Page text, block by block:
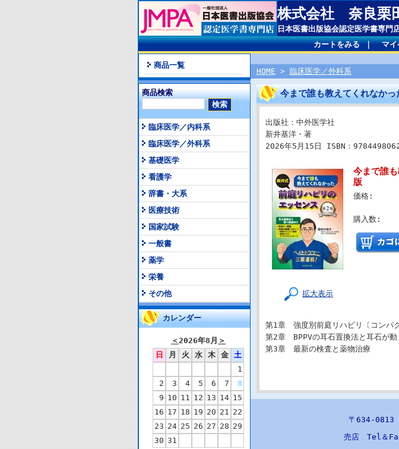
株式会社 奈良栗
日本医書出版協会認定医学書専門
カートをみる｜ マイ
商品一覧
商品検索
臨床医学／内科系
臨床医学／外科系
基礎医学
看護学
辞書・大系
医療技術
国家試験
一般書
薬学
栄養
その他
カレンダー
＜2026年8月 ＞
日
月 火 水 木 金
土
1
2
3 4 5 6 7
8
9 10 11 12 13 14 15
16 17 18 19 20 21 22
23 24 25 26 27 28 29
30 31
HOME > 臨床医学／外科系
今まで誰も教えてくれなか
出版社：中外医学社
新井基洋・著
2026年5月15日 ISBN：
拡大表示
今まで誰
版
価格:
購入数:
第1章 強度別前庭リハビリ〔コンパク
第2章 BPPVの耳石置換法と耳石が動
第3章 最新の検査と薬物治療
〒634-0813
売店 Tel＆